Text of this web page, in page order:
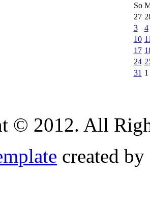
So
27
3
4
10
17
24
31 1
© 2012. All
created